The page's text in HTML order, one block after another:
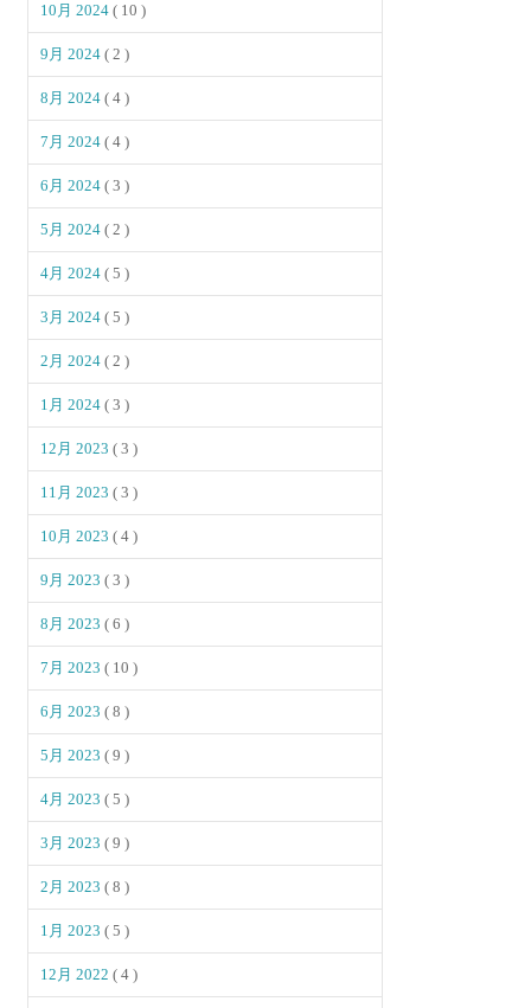
10月 2024( 10 )
9月 2024( 2 )
8月 2024( 4 )
7月 2024( 4 )
6月 2024( 3 )
5月 2024( 2 )
4月 2024( 5 )
3月 2024( 5 )
2月 2024( 2 )
1月 2024( 3 )
12月 2023( 3 )
11月 2023( 3 )
10月 2023( 4 )
9月 2023( 3 )
8月 2023( 6 )
7月 2023( 10 )
6月 2023( 8 )
5月 2023( 9 )
4月 2023( 5 )
3月 2023( 9 )
2月 2023( 8 )
1月 2023( 5 )
12月 2022( 4 )